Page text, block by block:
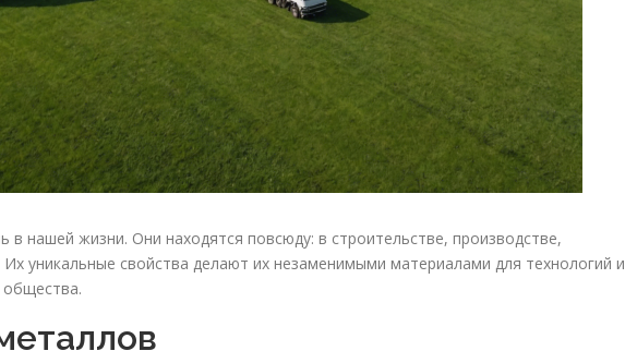
нашей жизни. Они находятся повсюду: в строительстве, производстве,
уникальные свойства делают их незаменимыми материалами для технологий и
общества.